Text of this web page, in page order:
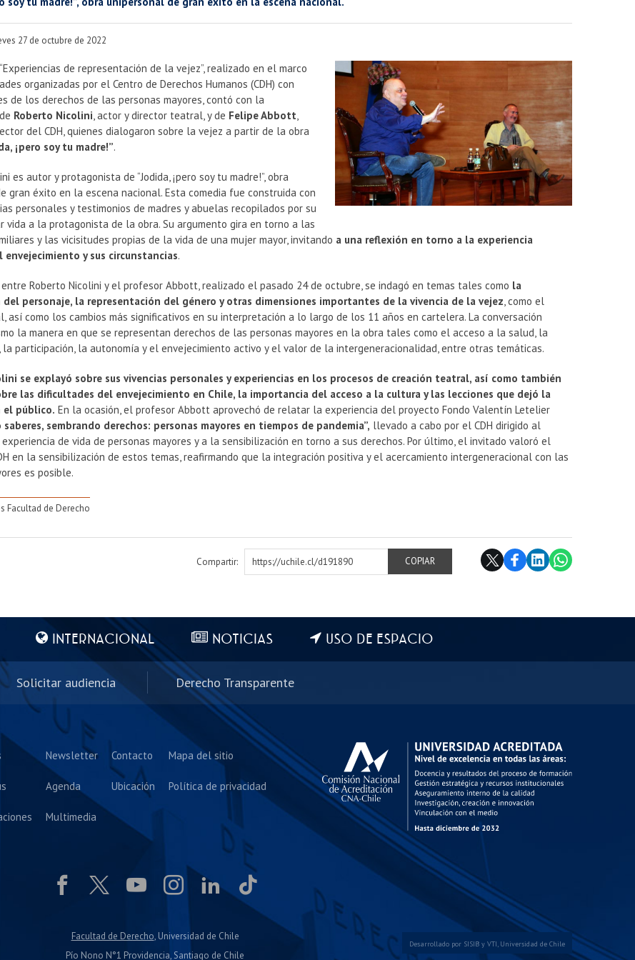
27 de octubre de 2022
de representación de la vejez”, realizado en el marco
organizadas por el Centro de Derechos Humanos (CDH) con
de los derechos de las personas mayores, contó con la
Roberto Nicolini, actor y director teatral, y de Felipe Abbott,
del CDH, quienes dialogaron sobre la vejez a partir de la obra
¡pero soy tu madre!”.
es autor y protagonista de “Jodida, ¡pero soy tu madre!”, obra
gran éxito en la escena nacional. Esta comedia fue construida con
personales y testimonios de madres y abuelas recopilados por su
vida a la protagonista de la obra. Su argumento gira en torno a las
y las vicisitudes propias de la vida de una mujer mayor, invitando a una reflexión en torno a la experiencia
y sus circunstancias.
Roberto Nicolini y el profesor Abbott, realizado el pasado 24 de octubre, se indagó en temas tales como la
personaje, la representación del género y otras dimensiones importantes de la vivencia de la vejez, como el
así como los cambios más significativos en su interpretación a lo largo de los 11 años en cartelera. La conversación
la manera en que se representan derechos de las personas mayores en la obra tales como el acceso a la salud, la
la participación, la autonomía y el envejecimiento activo y el valor de la intergeneracionalidad, entre otras temáticas.
se explayó sobre sus vivencias personales y experiencias en los procesos de creación teatral, así como también
las dificultades del envejecimiento en Chile, la importancia del acceso a la cultura y las lecciones que dejó la
el público. En la ocasión, el profesor Abbott aprovechó de relatar la experiencia del proyecto Fondo Valentín Letelier
saberes, sembrando derechos: personas mayores en tiempos de pandemia”, llevado a cabo por el CDH dirigido al
de vida de personas mayores y a la sensibilización en torno a sus derechos. Por último, el invitado valoró el
en la sensibilización de estos temas, reafirmando que la integración positiva y el acercamiento intergeneracional con las
es posible.
Facultad de Derecho
Compartir:
https://uchile.cl/d191890
COPIAR
INTERNACIONAL NOTICIAS USO DE ESPACIO
Solicitar audiencia Derecho Transparente
Newsletter
Agenda
Multimedia
Contacto
Ubicación
Mapa del sitio
Política de privacidad
Facultad de Derecho, Universidad de Chile
Pío Nono N°1 Providencia, Santiago de Chile
Desarrollado por SISIB y VTI, Universidad de Chile